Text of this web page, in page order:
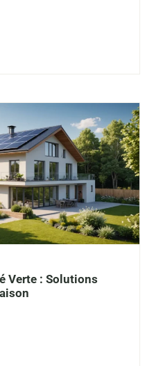
Verte : Solutions